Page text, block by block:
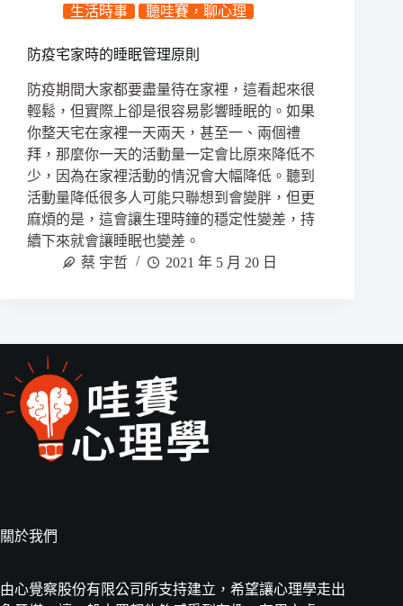
生活時事 聽哇賽，聊心理
防疫宅家時的睡眠管理原則
防疫期間大家都要盡量待在家裡，這看起來很
輕鬆，但實際上卻是很容易影響睡眠的。如果
你整天宅在家裡一天兩天，甚至一、兩個禮
拜，那麼你一天的活動量一定會比原來降低不
少，因為在家裡活動的情況會大幅降低。聽到
活動量降低很多人可能只聯想到會變胖，但更
麻煩的是，這會讓生理時鐘的穩定性變差，持
續下來就會讓睡眠也變差。
蔡 宇哲
2021 年 5 月 20 日
關於我們
由心覺察股份有限公司所支持建立，希望讓心理學走出